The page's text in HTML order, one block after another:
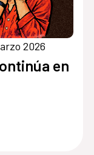
2026
en